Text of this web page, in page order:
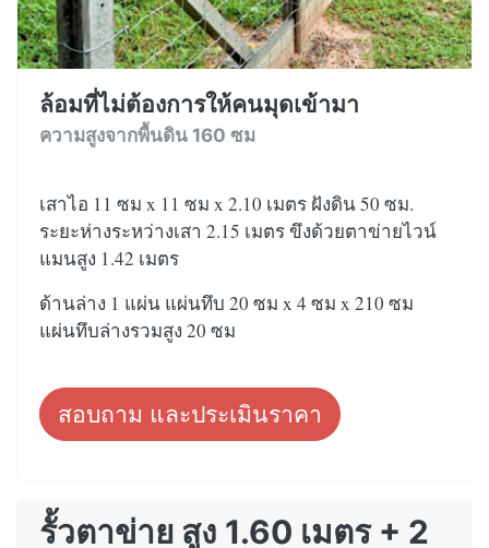
ล้อมที่ไม่ต้องการให้คนมุดเข้ามา
ความสูงจากพื้นดิน 160 ซม
เสาไอ 11 ซม x 11 ซม x 2.10 เมตร ฝังดิน 50 ซม.
ระยะห่างระหว่างเสา 2.15 เมตร ขึงด้วยตาข่ายไวน์
แมนสูง 1.42 เมตร
ด้านล่าง 1 แผ่น แผ่นทึบ 20 ซม x 4 ซม x 210 ซม
แผ่นทึบล่างรวมสูง 20 ซม
สอบถาม และประเมินราคา
รั้วตาข่าย สูง 1.60 เมตร + 2